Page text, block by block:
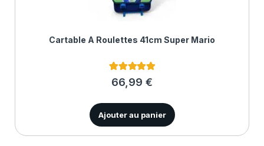
Cartable À Roulettes 41cm Super Mario
Noté5.00
sur 5 basé
1
client
66,99 €
Ajouter au panier